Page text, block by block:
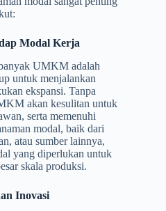
Modal Kerja
UMKM adalah
untuk menjalankan
ekspansi. Tanpa
akan kesulitan untuk
serta memenuhi
modal, baik dari
atau sumber lainnya,
yang diperlukan untuk
skala produksi.
Inovasi